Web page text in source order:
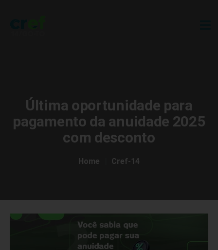
Última oportunidade para
pagamento da anuidade 2025
com desconto
Home Cref-14